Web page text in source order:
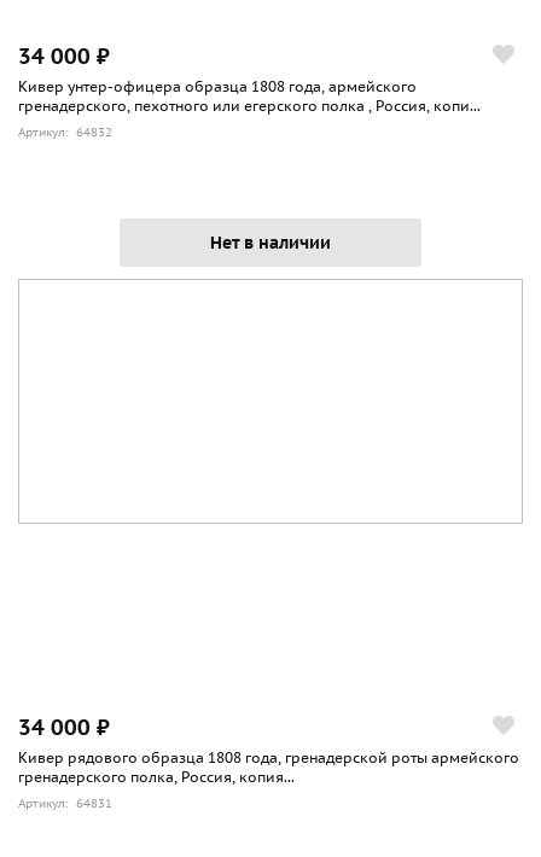
34 000 ₽
Кивер унтер-офицера образца 1808 года, армейского
гренадерского, пехотного или егерского полка , Россия, копи...
Артикул: 64832
Нет в наличии
34 000 ₽
Кивер рядового образца 1808 года, гренадерской роты армейского
гренадерского полка, Россия, копия...
Артикул: 64831